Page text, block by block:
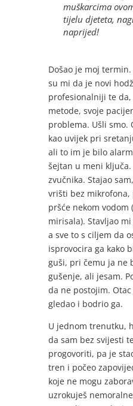
muškarcima
tijelu djeteta,
naprijed!
Došao je moj
su mi da je novi
profesionalniji te
metode, svoje
problema. Ušli smo.
kao uvijek pri
ali to im je bilo
šejtan u meni
zvučnika. Stajao
vrišti bez mikrofona,
pršće nekom
mirisala). Stavljao
a sve to s ciljem da
isprovocira ga kako
guši, pri čemu ja ne
gušenje, ali jesam.
da ne postojim.
gledao i bodrio ga.
U jednom trenutku,
da sam bez svijesti
progovoriti, pa je
tren i počeo
koje ne mogu
uzrokuješ